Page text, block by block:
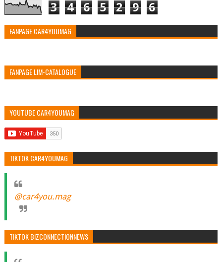
3 4 6 5 2 9 6
FANPAGE CAR4YOUMAG
FANPAGE LIM-CATALOGUE
YOUTUBE CAR4YOUMAG
TIKTOK CAR4YOUMAG
@car4you.mag
TIKTOK BIZCONNECTIONNEWS